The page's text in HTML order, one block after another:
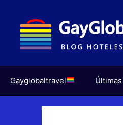
contenido
Gayglobaltravel